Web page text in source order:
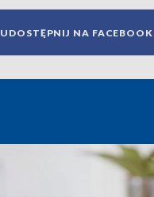
UDOSTĘPNIJ NA